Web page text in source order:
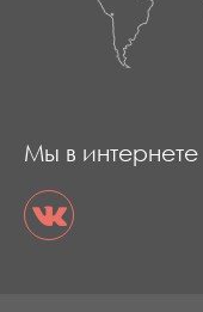
Мы в интернете